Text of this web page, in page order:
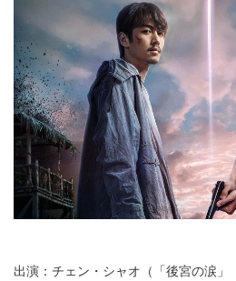
出演：チェン・シャオ（「後宮の涙」